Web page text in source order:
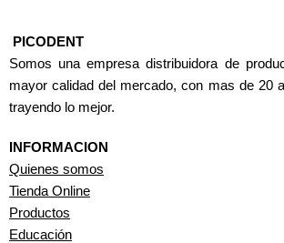
PICODENT
Somos una empresa distribuidora de
mayor calidad del mercado, con mas de 20
trayendo lo mejor.
INFORMACION
Quienes somos
Tienda Online
Productos
Educación